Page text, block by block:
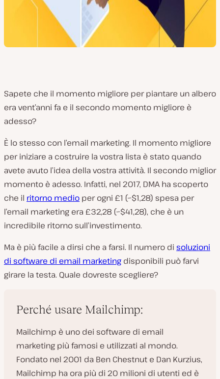
Sapete che il momento migliore per piantare un albero
era vent’anni fa e il secondo momento migliore è
adesso?
È lo stesso con l’email marketing. Il momento migliore
per iniziare a costruire la vostra lista è stato quando
avete avuto l’idea della vostra attività. Il secondo miglior
momento è adesso. Infatti, nel 2017, DMA ha scoperto
che il ritorno medio per ogni £1 (~$1,28) spesa per
l’email marketing era £32,28 (~$41,28), che è un
incredibile ritorno sull’investimento.
Ma è più facile a dirsi che a farsi. Il numero di soluzioni
di software di email marketing disponibili può farvi
girare la testa. Quale dovreste scegliere?
Perché usare Mailchimp:
Mailchimp è uno dei software di email
marketing più famosi e utilizzati al mondo.
Fondato nel 2001 da Ben Chestnut e Dan Kurzius,
Mailchimp ha ora più di 20 milioni di utenti ed è